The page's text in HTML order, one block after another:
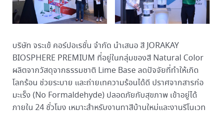
บริษัท จระเข้ คอร์ปอเรชั่น จำกัด นำเสนอ สี JORAKAY
BIOSPHERE PREMIUM ที่อยู่ในกลุ่มของสี Natural Color
ผลิตจากวัสดุจากธรรมชาติ Lime Base ลดปัจจัยที่ทำให้เกิด
โลกร้อน ช่วยระบาย และถ่ายเทความร้อนได้ดี ปราศจากสารก่อ
มะเร็ง (No Formaldehyde) ปลอดภัยกับสุขภาพ เข้าอยู่ได้
ภายใน 24 ชั่วโมง เหมาะสำหรับงานทาสีบ้านใหม่และงานรีโนเวท